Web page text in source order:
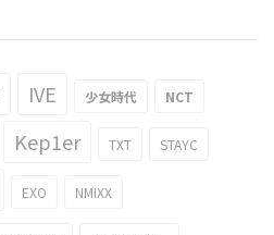
IVE 少女時代 NCT
Kep1er TXT STAYC
EXO NMIXX